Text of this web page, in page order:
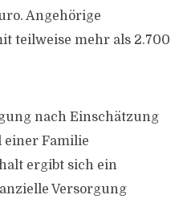
Angehörige
teilweise mehr als 2.700
nach Einschätzung
einer Familie
ergibt sich ein
Versorgung